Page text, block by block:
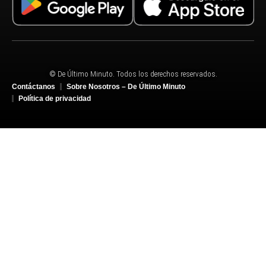
© De Último Minuto. Todos los derechos reservados.
Contáctanos
Sobre Nosotros – De Último Minuto
Política de privacidad